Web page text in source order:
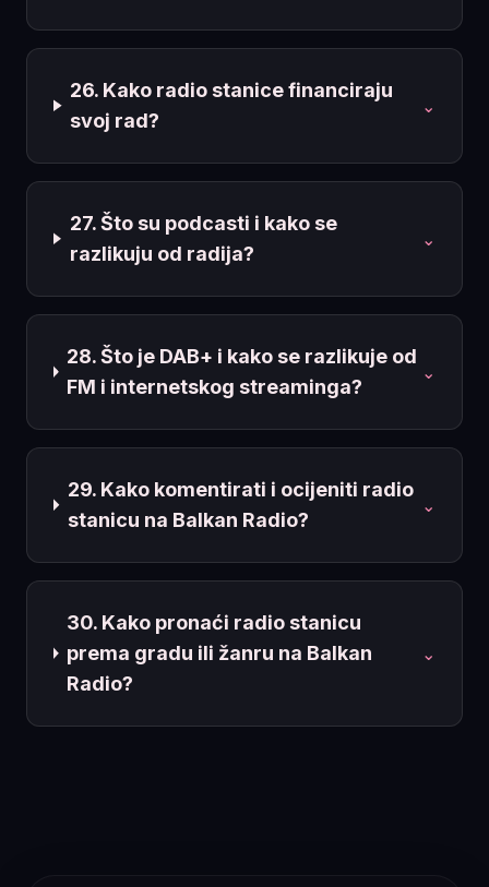
26. Kako radio stanice financiraju
svoj rad?
⌄
27. Što su podcasti i kako se
razlikuju od radija?
⌄
28. Što je DAB+ i kako se razlikuje od
FM i internetskog streaminga?
⌄
29. Kako komentirati i ocijeniti radio
stanicu na Balkan Radio?
⌄
30. Kako pronaći radio stanicu
prema gradu ili žanru na Balkan
Radio?
⌄